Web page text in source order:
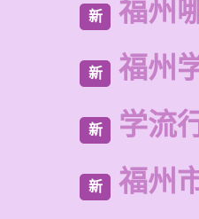
新 福州
新 福州
新 学流
新 福州